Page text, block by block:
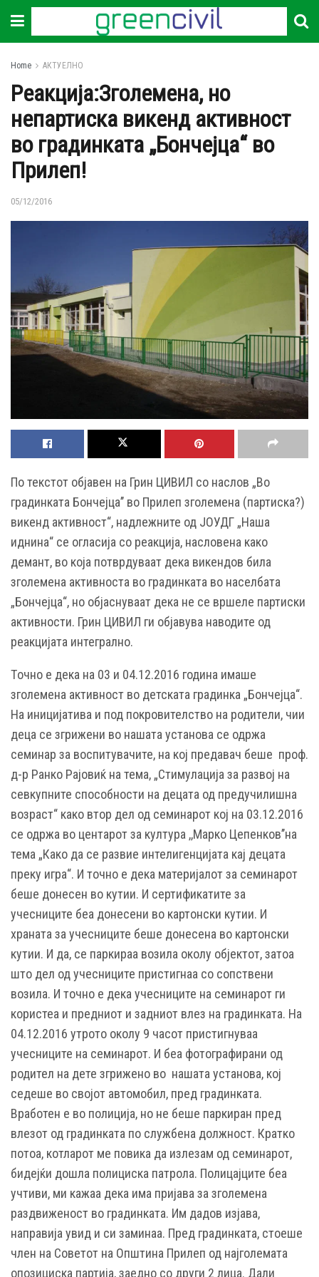
Home АКТУЕЛНО
Реакција:Зголемена, но
непартиска викенд активност
во градинката „Бончејца“ во
Прилеп!
05/12/2016
По текстот објавен на Грин ЦИВИЛ со наслов „Во
градинката Бончејца’’ во Прилеп зголемена (партиска?)
викенд активност“, надлежните од ЈОУДГ „Наша
иднина“ се огласија со реакција, насловена како
демант, во која потврдуваат дека викендов била
зголемена активноста во градинката во населбата
„Бончејца“, но објаснуваат дека не се вршеле партиски
активности. Грин ЦИВИЛ ги објавува наводите од
реакцијата интегрално.
Tочно е дека на 03 и 04.12.2016 година имаше
зголемена активност во детската градинка „Бончејца“.
На иницијатива и под покровителство на родители, чии
деца се згрижени во нашата установа се одржа
семинар за воспитувачите, на кој предавач беше проф.
д-р Ранко Рајовиќ на тема, „Стимулација за развој на
севкупните способности на децата од предучилишна
возраст“ како втор дел од семинарот кој на 03.12.2016
се одржа во центарот за култура ,,Марко Цепенков’’на
тема „Како да се развие интелигенцијата кај децата
преку игра“. И точно е дека материјалот за семинарот
беше донесен во кутии. И сертификатите за
учесниците беа донесени во картонски кутии. И
храната за учесниците беше донесена во картонски
кутии. И да, се паркираа возила околу објектот, затоа
што дел од учесниците пристигнаа со сопствени
возила. И точно е дека учесниците на семинарот ги
користеа и предниот и задниот влез на градинката. На
04.12.2016 утрото околу 9 часот пристигнуваа
учесниците на семинарот. И беа фотографирани од
родител на дете згрижено во нашата установа, кој
седеше во својот автомобил, пред градинката.
Вработен е во полиција, но не беше паркиран пред
влезот од градинката по службена должност. Кратко
потоа, котларот ме повика да излезам од семинарот,
бидејќи дошла полициска патрола. Полицајците беа
учтиви, ми кажаа дека има пријава за зголемена
раздвиженост во градинката. Им дадов изјава,
направија увид и си заминаа. Пред градинката, стоеше
член на Советот на Општина Прилеп од најголемата
опозициска партија, заедно со други 2 лица. Дали